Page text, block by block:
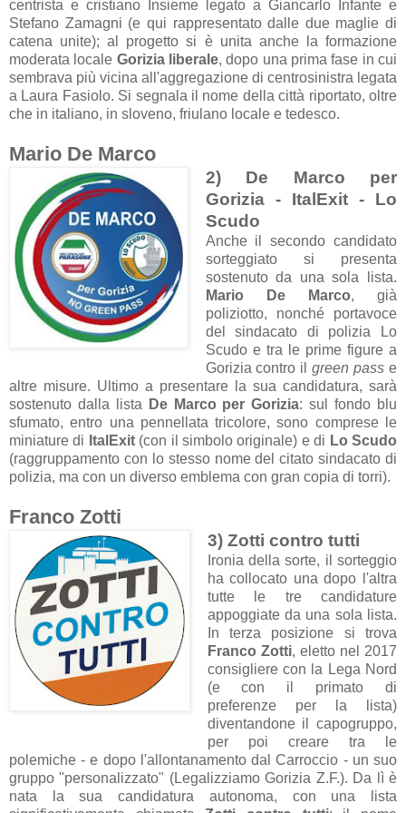
centrista e cristiano Insieme legato a Giancarlo Infante e
Stefano Zamagni (e qui rappresentato dalle due maglie di
catena unite); al progetto si è unita anche la formazione
moderata locale Gorizia liberale, dopo una prima fase in cui
sembrava più vicina all'aggregazione di centrosinistra legata
a Laura Fasiolo. Si segnala il nome della città riportato, oltre
che in italiano, in sloveno, friulano locale e tedesco.
Mario De Marco
2) De Marco per
Gorizia - ItalExit - Lo
Scudo
Anche il secondo candidato
sorteggiato si presenta
sostenuto da una sola lista.
Mario De Marco, già
poliziotto, nonché portavoce
del sindacato di polizia Lo
Scudo e tra le prime figure a
Gorizia contro ilgreen passe
altre misure. Ultimo a presentare la sua candidatura, sarà
sostenuto dalla lista
De Marco per Gorizia: sul fondo blu
sfumato, entro una pennellata tricolore, sono comprese le
miniature di ItalExit(con il simbolo originale) e di Lo Scudo
(raggruppamento con lo stesso nome del citato sindacato di
polizia, ma con un diverso emblema con gran copia di torri).
Franco Zotti
3) Zotti contro tutti
Ironia della sorte, il sorteggio
ha collocato una dopo l'altra
tutte le tre candidature
appoggiate da una sola lista.
In terza posizione si trova
Franco Zotti, eletto nel 2017
consigliere con la Lega Nord
(e con il primato di
preferenze per la lista)
diventandone il capogruppo,
per poi creare tra le
polemiche - e dopo l'allontanamento dal Carroccio - un suo
gruppo "personalizzato" (Legalizziamo Gorizia Z.F.). Da lì è
nata la sua candidatura autonoma, con una lista